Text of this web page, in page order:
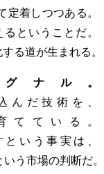
定着しつつある。
ということだ。
る道が生まれる。
ナル。
んだ技術を、
てている。
いう事実は、
う市場の判断だ。